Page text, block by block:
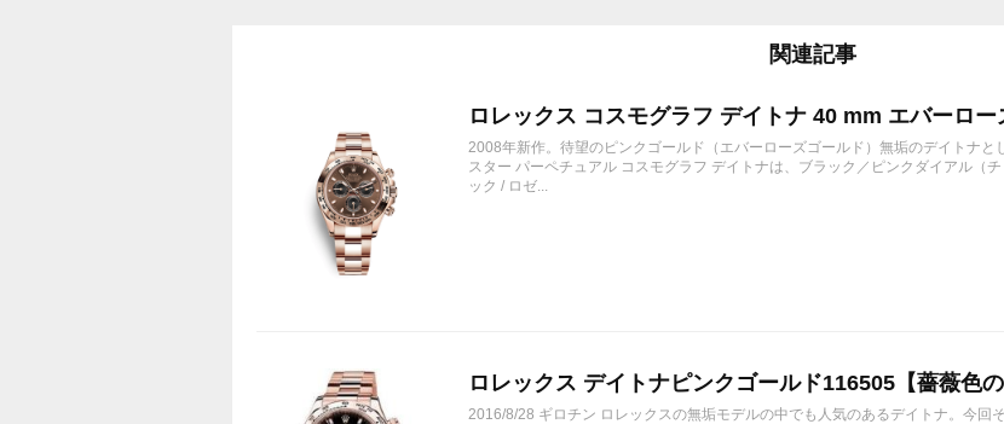
関連記事
ロレックス コスモグラフ デイトナ 40 mm エバーロ
2008年新作。待望のピンクゴールド（エバーローズゴールド）無垢のデイトナ
スター パーペチュアル コスモグラフ デイトナは、ブラック／ピンクダイアル（
ック / ロゼ...
ロレックス デイトナピンクゴールド116505【薔薇色
2016/8/28 ギロチン ロレックスの無垢モデルの中でも人気のあるデイトナ。今回